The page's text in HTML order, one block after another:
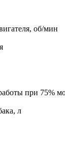
об/мин
при 75%
л